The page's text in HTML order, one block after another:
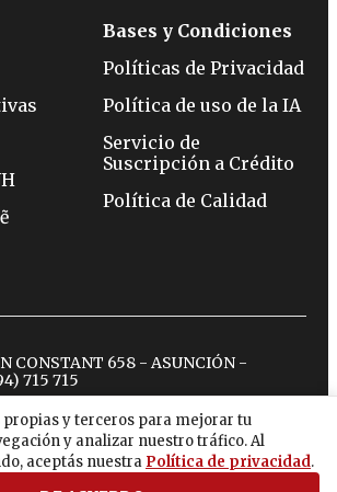
y terceros para mejorar tu
y analizar nuestro tráfico. Al
aceptás nuestra Política de privacidad.
Bases y Condiciones
Políticas de Privacidad
Política de uso de la IA
Servicio de
Suscripción a Crédito
Política de Calidad
CONSTANT 658 - ASUNCIÓN -
715 715
facebook
tiktokyoutubespotify